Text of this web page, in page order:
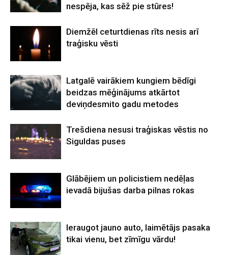
nespēja, kas sēž pie stūres!
Diemžēl ceturtdienas rīts nesis arī
traģisku vēsti
Latgalē vairākiem kungiem bēdīgi
beidzas mēģinājums atkārtot
deviņdesmito gadu metodes
Trešdiena nesusi traģiskas vēstis no
Siguldas puses
Glābējiem un policistiem nedēļas
ievadā bijušas darba pilnas rokas
Ieraugot jauno auto, laimētājs pasaka
tikai vienu, bet zīmīgu vārdu!